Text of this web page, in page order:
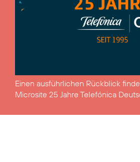
Einen ausführlichen Rückblick
Microsite 25 Jahre Telefónica